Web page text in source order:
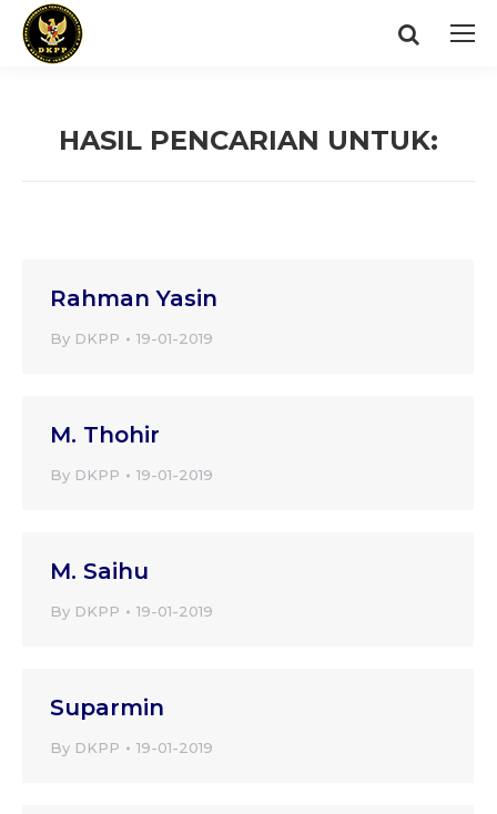
Search:
HASIL PENCARIAN UNTUK:
Rahman Yasin
By DKPP 19-01-2019
M. Thohir
By DKPP 19-01-2019
M. Saihu
By DKPP 19-01-2019
Suparmin
By DKPP 19-01-2019